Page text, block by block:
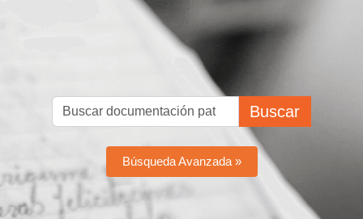
Buscar
Búsqueda Avanzada »